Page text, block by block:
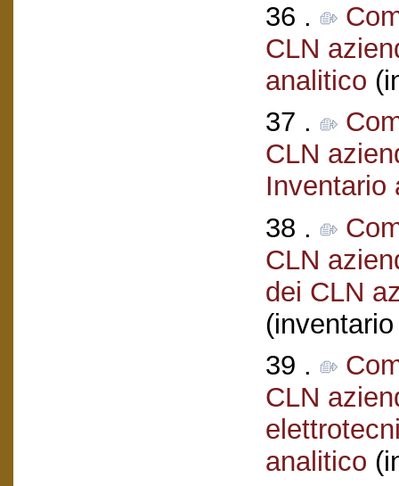
36 .
CLN
analitico
37 .
CLN
Inventario
38 .
CLN
dei CLN
39 .
CLN
analitico